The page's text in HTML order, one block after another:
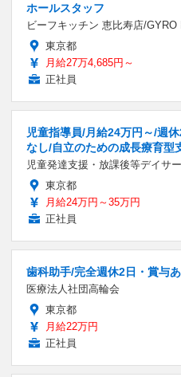
ホールスタッフ
ビーフキッチン 恵比寿店/GYRO
東京都
月給27万4,685円～
正社員
児童指導員/月給24万円～/週
なし/自立のための成長療育型
児童発達支援・放課後等デイサ
東京都
月給24万円～35万円
正社員
歯科助手/完全週休2日・賞与あ
医療法人社団高輪会
東京都
月給22万円
正社員